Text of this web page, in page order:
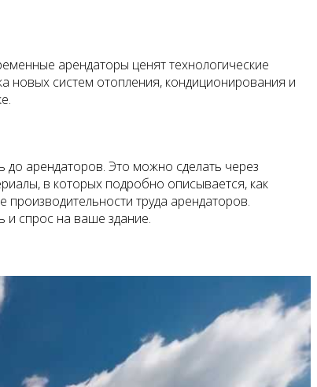
арендаторы ценят технологические
новых систем отопления, кондиционирования и
до арендаторов. Это можно сделать через
в которых подробно описывается, как
труда арендаторов.
и спрос на ваше здание.